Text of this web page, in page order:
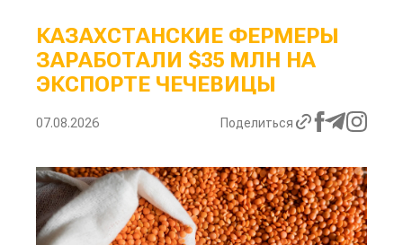
КАЗАХСТАНСКИЕ ФЕРМЕРЫ
ЗАРАБОТАЛИ $35 МЛН НА
ЭКСПОРТЕ ЧЕЧЕВИЦЫ
07.08.2026 Поделиться